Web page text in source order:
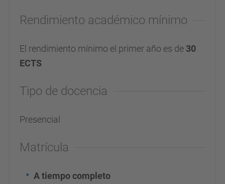
Rendimiento académico mínimo
El rendimiento mínimo el primer año es de 30
ECTS
Tipo de docencia
Presencial
Matrícula
A tiempo completo